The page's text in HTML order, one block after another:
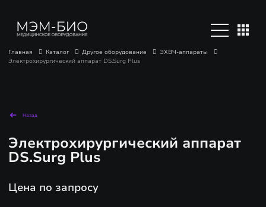
Главная Каталог Другое оборудование
ЭХВЧ-аппараты
Электрохирургический аппарат DS.Surg Plus
Назад
Электрохирургический аппарат
DS.Surg Plus
Цена по запросу